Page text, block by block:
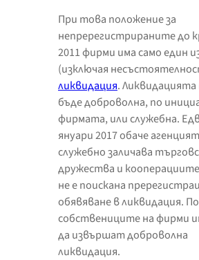
При това положение за
непререгистрираните до
2011 фирми има само един
(изключая
ликвидация.
бъде доброволна, по
фирмата, или служебна.
януари 2017 обаче
служебно заличава
дружества и
не е поискана
обявяване в ликвидация.
собствениците на фирми
да извършат доброволна
ликвидация.